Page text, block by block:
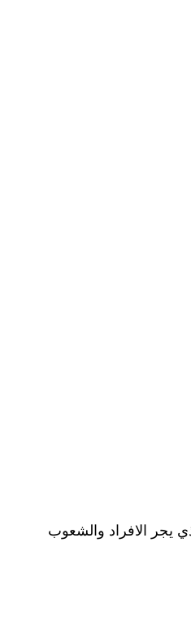
يجر الافراد والشعوب